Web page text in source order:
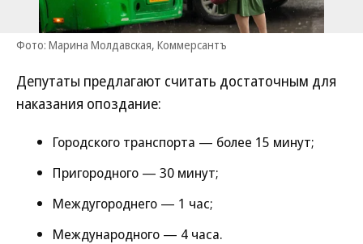
Фото: Марина Молдавская, Коммерсантъ
Депутаты предлагают считать достаточным для
наказания опоздание:
Городского транспорта — более 15 минут;
Пригородного — 30 минут;
Междугороднего — 1 час;
Международного — 4 часа.